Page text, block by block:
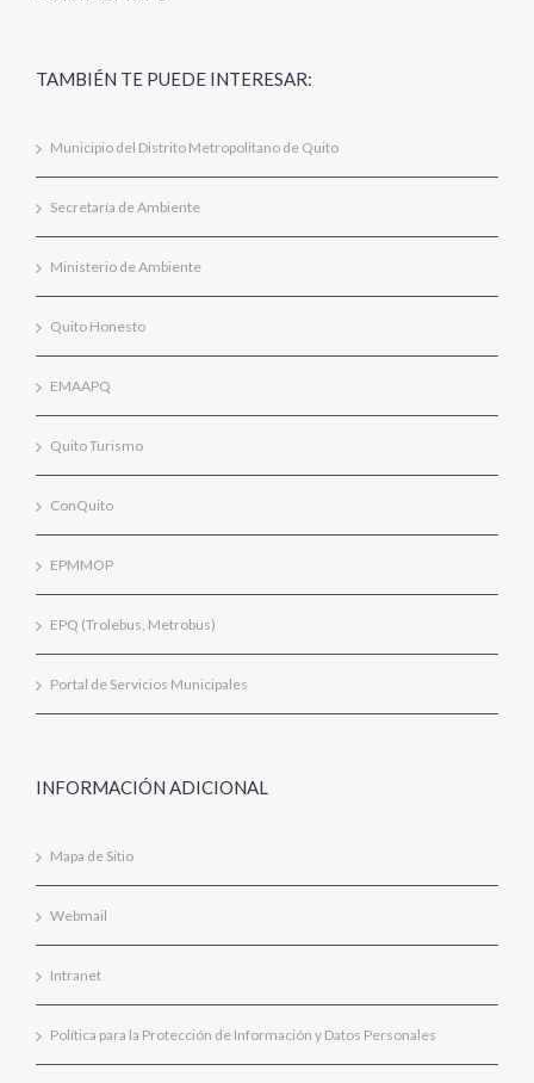
TAMBIÉN TE PUEDE INTERESAR:
Municipio del Distrito Metropolitano de Quito
Secretaría de Ambiente
Ministerio de Ambiente
Quito Honesto
EMAAPQ
Quito Turismo
ConQuito
EPMMOP
EPQ (Trolebus, Metrobus)
Portal de Servicios Municipales
INFORMACIÓN ADICIONAL
Mapa de Sitio
Webmail
Intranet
Política para la Protección de Información y Datos Personales